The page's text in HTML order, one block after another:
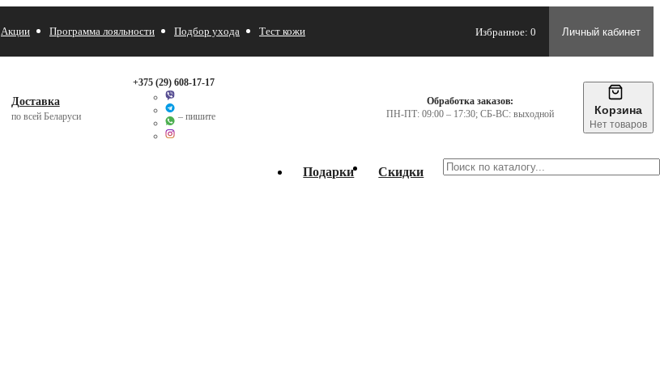
Акции Программа лояльности Подбор ухода Тест кожи Избранное: 0 Личный кабинет
Доставка
по всей Беларуси
+375 (29) 608-17-17
– пишите
Обработка заказов:
ПН-ПТ: 09:00 – 17:30; СБ-ВС: выходной
Корзина
Нет товаров
Подарки Скидки